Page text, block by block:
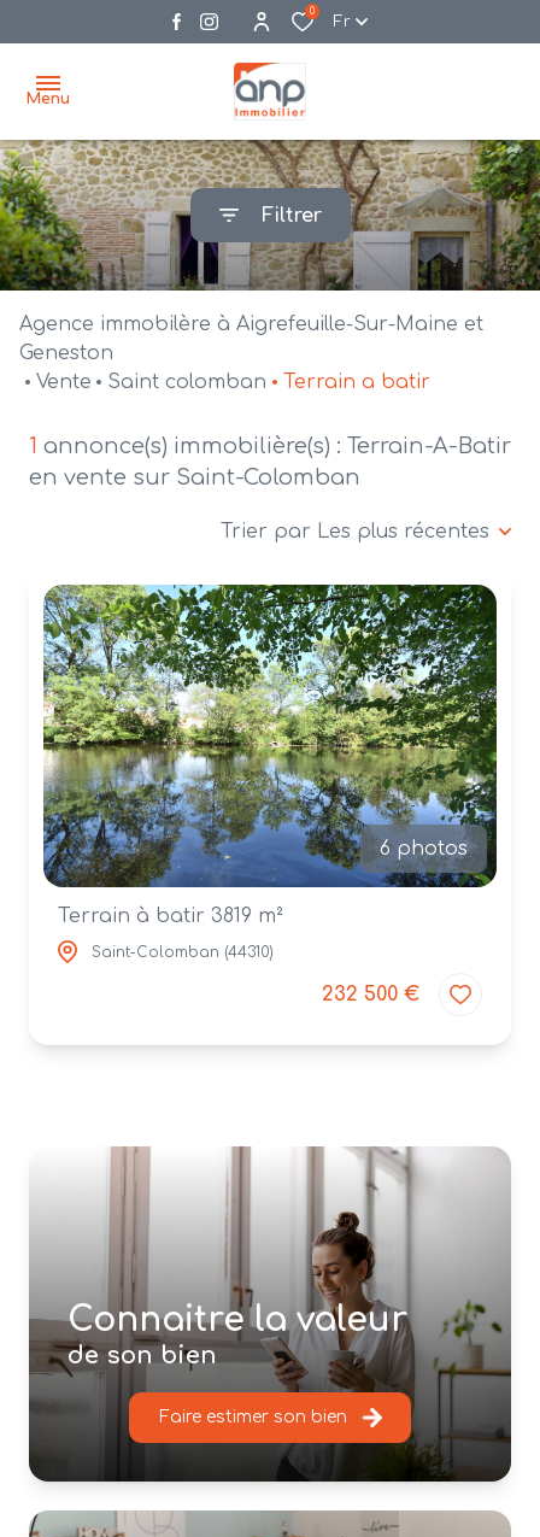
0
Fr
Menu
accueil
acheter
biens
vente
bien
nos
agences
recrutement
e-
mail
contact
Filtrer
Agence immobilère à Aigrefeuille-Sur-Maine et
Geneston
Vente
Saint colomban Terrain a batir
1 annonce(s) immobilière(s) : Terrain-A-Batir
en vente sur Saint-Colomban
Trier par Les plus récentes
6 photos
Terrain à batir 3819 m²
Saint-Colomban (44310)
232 500 €
Connaitre la valeur
de son bien
Faire estimer son bien